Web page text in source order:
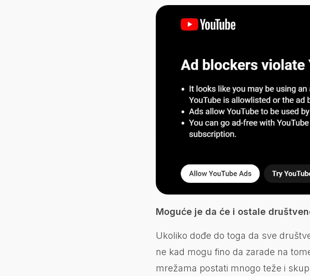
Moguće je da će i ostale
Ukoliko dođe do toga da sve
ne kad mogu fino da zarade na
mrežama postati mnogo teže i